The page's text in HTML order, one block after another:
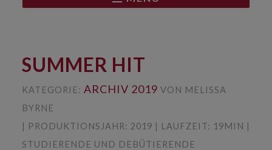
SUMMER HIT
KATEGORIE: ARCHIV 2019 VON MELISSA
BYRNE
| PRODUKTIONSJAHR: 2019 | LAUFZEIT: 19MIN |
STUDIERENDE UND DEBÜTIERENDE